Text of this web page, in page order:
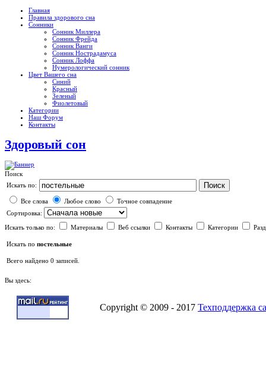
Главная
Правила здорового сна
Сонники
Сонник Миллера
Сонник Фрейда
Сонник Ванги
Сонник Нострадамуса
Сонник Лоффа
Нумерологический сонник
Цвет Вашего сна
Синий
Красный
Зеленый
Фиолетовый
Категории
Наш Форум
Контакты
Здоровый сон
Поиск
Искать по:
Поиск
Все слова Любое слово
Точное совпадение
Сортировка:
Искать только по:
Материалы Веб ссылки Контакты Категории
Искать по постельные
Всего найдено 0 записей.
Вы здесь:
Copyright © 2009 - 2017 Техподдержка